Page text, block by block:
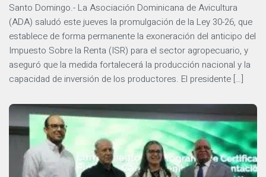
Santo Domingo.- La Asociación Dominicana de Avicultura
(ADA) saludó este jueves la promulgación de la Ley 30-26, que
establece de forma permanente la exoneración del anticipo del
Impuesto Sobre la Renta (ISR) para el sector agropecuario, y
aseguró que la medida fortalecerá la producción nacional y la
capacidad de inversión de los productores. El presidente […]